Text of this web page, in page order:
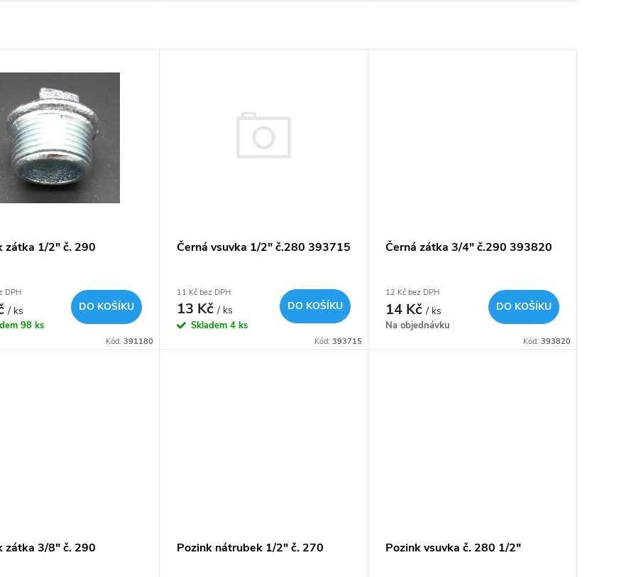
zátka 1/2" č. 290
DPH
/ ks
98 ks
DO KOŠÍKU
Kód: 391180
Černá vsuvka 1/2" č.280 393715
11 Kč bez DPH
13 Kč/ ks
Skladem 4 ks
DO KOŠÍKU
Kód: 393715
Černá zátka 3/4" č.290 393820
12 Kč bez DPH
14 Kč/ ks
Na objednávku
DO KOŠÍKU
Kód: 393820
zátka 3/8" č. 290 Pozink nátrubek 1/2" č. 270 Pozink vsuvka č. 280 1/2"